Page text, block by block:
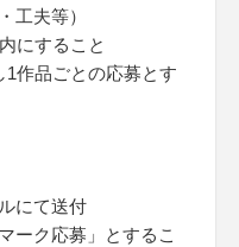
工夫等）
にすること
作品ごとの応募とす
にて送付
ーク応募」とするこ